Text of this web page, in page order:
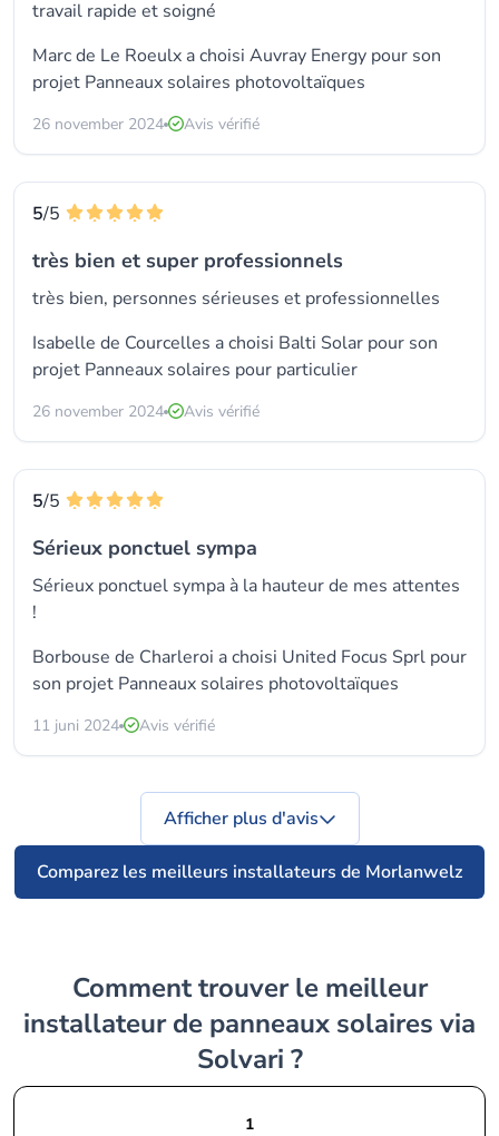
travail rapide et soigné
Marc de Le Roeulx a choisi Auvray Energy pour son
projet Panneaux solaires photovoltaïques
26 november 2024 Avis vérifié
5/5
très bien et super professionnels
très bien, personnes sérieuses et professionnelles
Isabelle de Courcelles a choisi Balti Solar pour son
projet Panneaux solaires pour particulier
26 november 2024 Avis vérifié
5/5
Sérieux ponctuel sympa
Sérieux ponctuel sympa à la hauteur de mes attentes
!
Borbouse de Charleroi a choisi United Focus Sprl pour
son projet Panneaux solaires photovoltaïques
11 juni 2024 Avis vérifié
Comparez les meilleurs installateurs de Morlanwelz
Afficher plus d'avis
Comment trouver le meilleur
installateur de panneaux solaires via
Solvari ?
1